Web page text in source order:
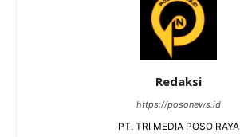
Redaksi
https://posonews.id
PT. TRI MEDIA POSO RAYA